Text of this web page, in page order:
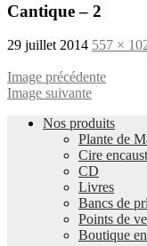
Cantique – 2
29 juillet 2014 557 ×
Image précédente
Image suivante
Nos produits
Plante de
Cire
CD
Livres
Bancs de
Points de
Boutique